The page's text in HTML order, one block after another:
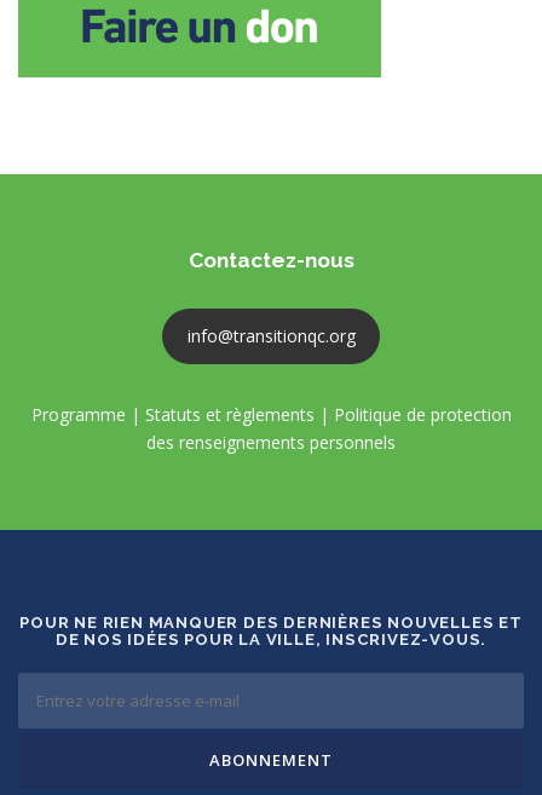
Contactez-nous
info@transitionqc.org
Programme | Statuts et règlements | Politique de protection
des renseignements personnels
POUR NE RIEN MANQUER DES DERNIÈRES NOUVELLES ET
DE NOS IDÉES POUR LA VILLE, INSCRIVEZ-VOUS.